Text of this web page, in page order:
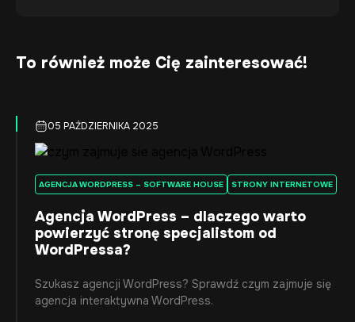
To również może Cię zainteresować!
05 PAŹDZIERNIKA 2025
AGENCJA WORDPRESS – SOFTWARE HOUSE STRONY INTERNETOWE
Agencja WordPress – dlaczego warto
powierzyć stronę specjalistom od
WordPressa?
Szukasz agencji WordPress? Sprawdź czym zajmuje się
agencja interaktywna WordPress.